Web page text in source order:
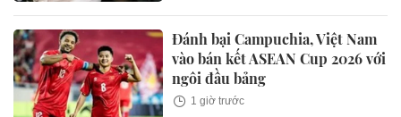
Đánh bại Campuchia, Việt Nam
vào bán kết ASEAN Cup 2026 với
ngôi đầu bảng
1 giờ trước